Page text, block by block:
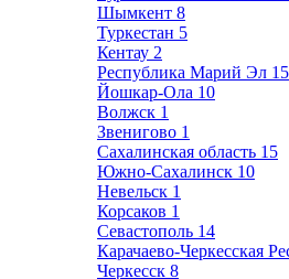
Шымкент 8
Туркестан 5
Кентау 2
Республика Марий Эл 15
Йошкар-Ола 10
Волжск 1
Звенигово 1
Сахалинская область 15
Южно-Сахалинск 10
Невельск 1
Корсаков 1
Севастополь 14
Карачаево-Черкесская
Черкесск 8